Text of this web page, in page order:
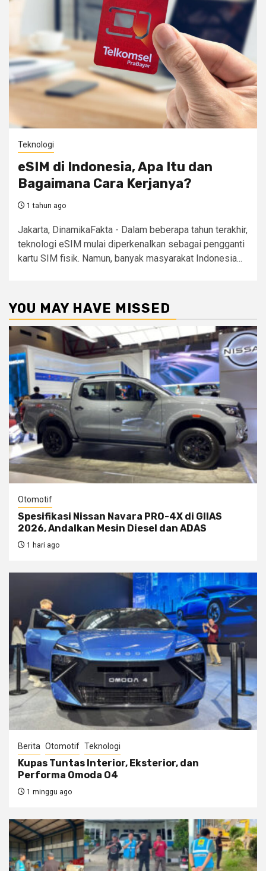
Teknologi
eSIM di Indonesia, Apa Itu dan
Bagaimana Cara Kerjanya?
1 tahun ago
Jakarta, DinamikaFakta - Dalam beberapa tahun terakhir,
teknologi eSIM mulai diperkenalkan sebagai pengganti
kartu SIM fisik. Namun, banyak masyarakat Indonesia...
YOU MAY HAVE MISSED
Otomotif
Spesifikasi Nissan Navara PRO-4X di GIIAS
2026, Andalkan Mesin Diesel dan ADAS
1 hari ago
Berita Otomotif Teknologi
Kupas Tuntas Interior, Eksterior, dan
Performa Omoda O4
1 minggu ago